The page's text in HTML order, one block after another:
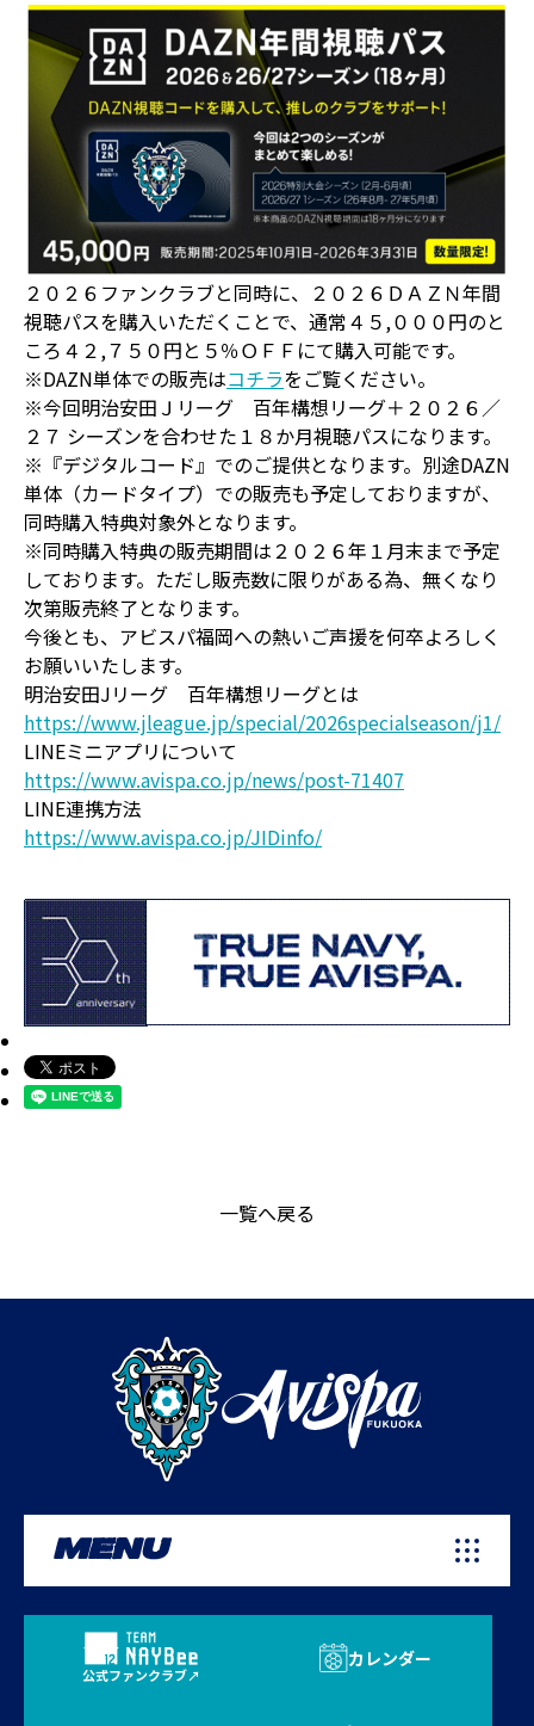
２０２６ファンクラブと同時に、２０２６ＤＡＺＮ年間
視聴パスを購入いただくことで、通常４５,０００円のと
ころ４２,７５０円と５％ＯＦＦにて購入可能です。
※DAZN単体での販売はコチラをご覧ください。
※今回明治安田Ｊリーグ 百年構想リーグ＋２０２６／
２７ シーズンを合わせた１８か月視聴パスになります。
※『デジタルコード』でのご提供となります。別途DAZN
単体（カードタイプ）での販売も予定しておりますが、
同時購入特典対象外となります。
※同時購入特典の販売期間は２０２６年１月末まで予定
しております。ただし販売数に限りがある為、無くなり
次第販売終了となります。
今後とも、アビスパ福岡への熱いご声援を何卒よろしく
お願いいたします。
明治安田Jリーグ 百年構想リーグとは
https://www.jleague.jp/special/2026specialseason/j1/
LINEミニアプリについて
https://www.avispa.co.jp/news/post-71407
LINE連携方法
https://www.avispa.co.jp/JIDinfo/
一覧へ戻る
MENU
公式ファンクラブ
カレンダー